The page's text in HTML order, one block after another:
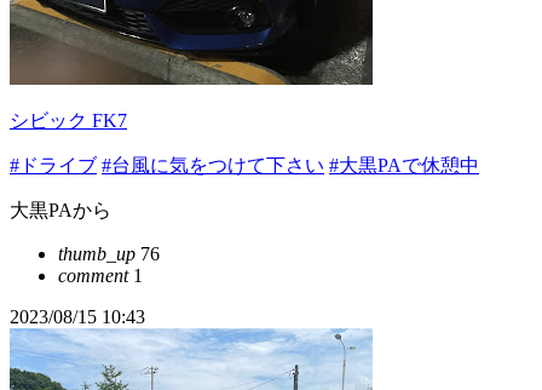
シビック FK7
#ドライブ #台風に気をつけて下さい #大黒PAで休憩中
大黒PAから
thumb_up 76
comment1
2023/08/15 10:43